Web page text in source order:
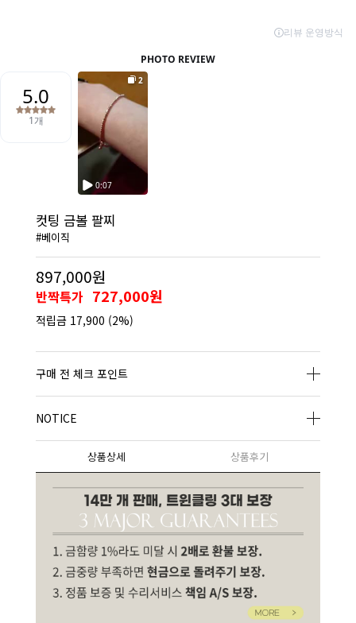
컷팅 금볼 팔찌
#베이직
897,000원
반짝특가 727,000원
적립금 17,900 (2%)
구매 전 체크 포인트
NOTICE
상품상세 상품후기